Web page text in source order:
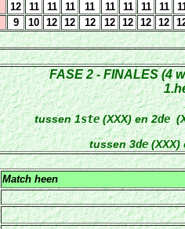
12 11 11 11 11 11 11 11 11
9 10 12 12 12 12 12 12 12
FASE 2 - FINALES (4
tussen 1ste(XXX) en 2de
tussen 3de(XXX)
Match heen